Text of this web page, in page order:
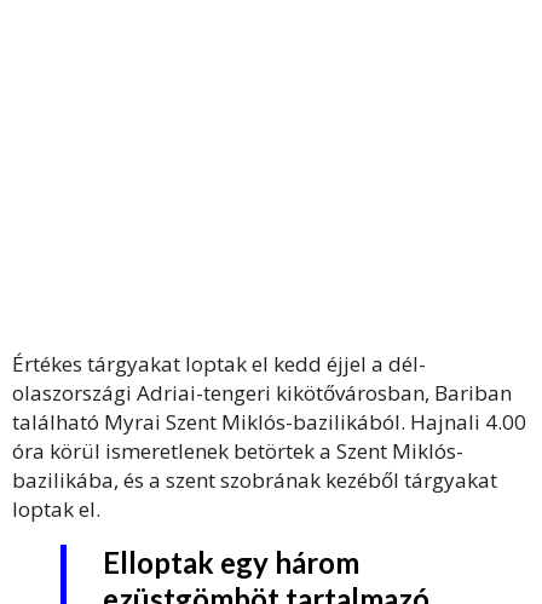
Értékes tárgyakat loptak el kedd éjjel a dél-
olaszországi Adriai-tengeri kikötővárosban, Bariban
található Myrai Szent Miklós-bazilikából. Hajnali 4.00
óra körül ismeretlenek betörtek a Szent Miklós-
bazilikába, és a szent szobrának kezéből tárgyakat
loptak el.
Elloptak egy három